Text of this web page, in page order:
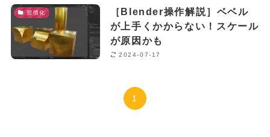
習慣化
［Blender操作解説］ベベル
が上手くかからない！スケール
が原因かも
2024-07-17
1